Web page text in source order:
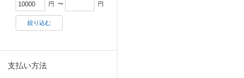
円 〜 円
絞り込む
支払い方法